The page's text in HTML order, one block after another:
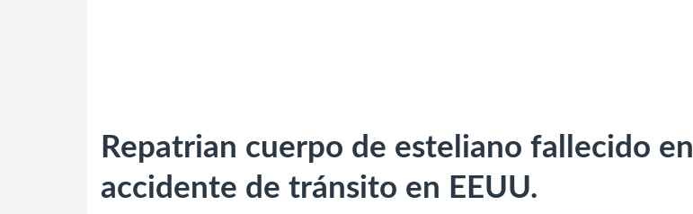
Repatrian cuerpo de esteliano fallecido en
accidente de tránsito en EEUU.